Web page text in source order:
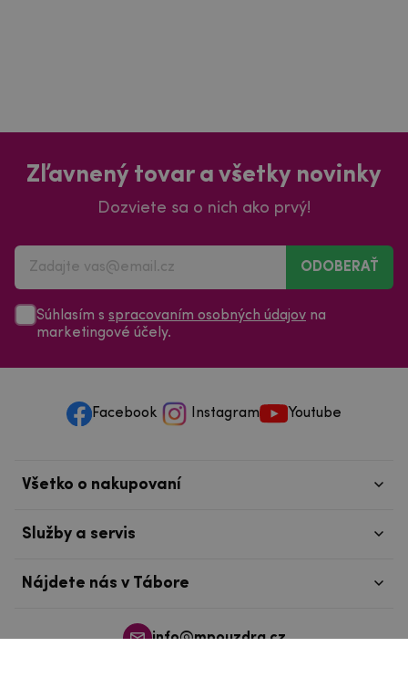
Zľavnený tovar a všetky novinky
Dozviete sa o nich ako prvý!
ODOBERAŤ
Súhlasím s spracovaním osobných údajov na
marketingové účely.
Facebook Instagram Youtube
info@mpouzdra.cz
Všetko o nakupovaní
Služby a servis
Nájdete nás v Tábore